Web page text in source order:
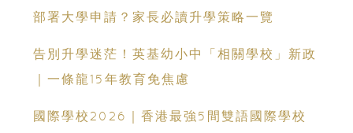
部署大學申請？家長必讀升學策略一覽
告別升學迷茫！英基幼小中「相關學校」新政
｜一條龍15年教育免焦慮
國際學校2026｜香港最強5間雙語國際學校